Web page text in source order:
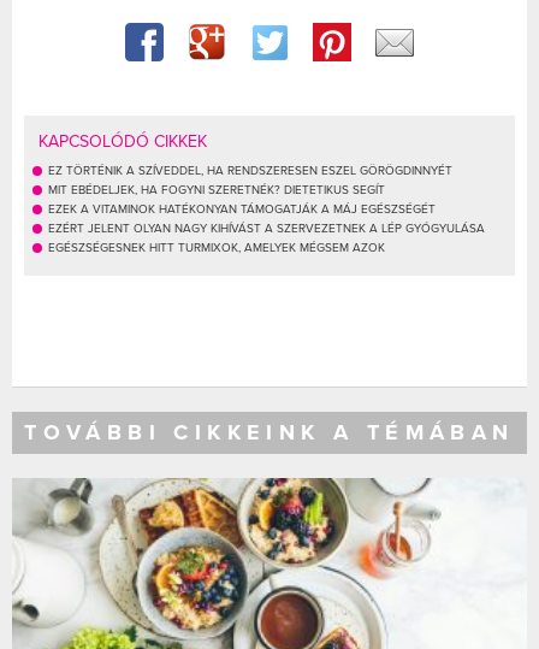
KAPCSOLÓDÓ CIKKEK
EZ TÖRTÉNIK A SZÍVEDDEL, HA RENDSZERESEN ESZEL GÖRÖGDINNYÉT
MIT EBÉDELJEK, HA FOGYNI SZERETNÉK? DIETETIKUS SEGÍT
EZEK A VITAMINOK HATÉKONYAN TÁMOGATJÁK A MÁJ EGÉSZSÉGÉT
EZÉRT JELENT OLYAN NAGY KIHÍVÁST A SZERVEZETNEK A LÉP GYÓGYULÁSA
EGÉSZSÉGESNEK HITT TURMIXOK, AMELYEK MÉGSEM AZOK
TOVÁBBI CIKKEINK A TÉMÁBAN